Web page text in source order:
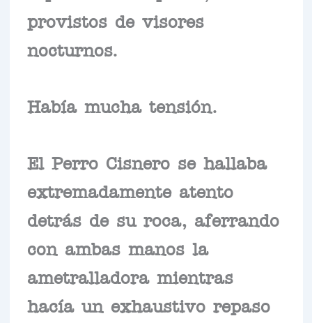
provistos de visores
nocturnos.
Había mucha tensión.
El Perro Cisnero se hallaba
extremadamente atento
detrás de su roca, aferrando
con ambas manos la
ametralladora mientras
hacía un exhaustivo repaso